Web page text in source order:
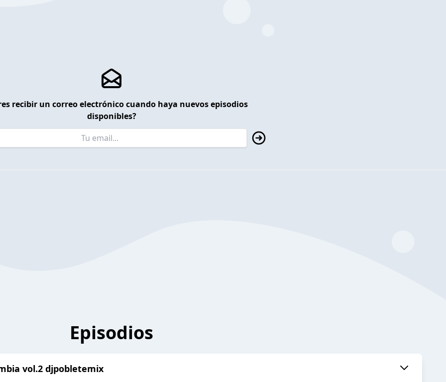
recibir un correo electrónico cuando haya nuevos episodios
disponibles?
Episodios
vol.2 djpobletemix